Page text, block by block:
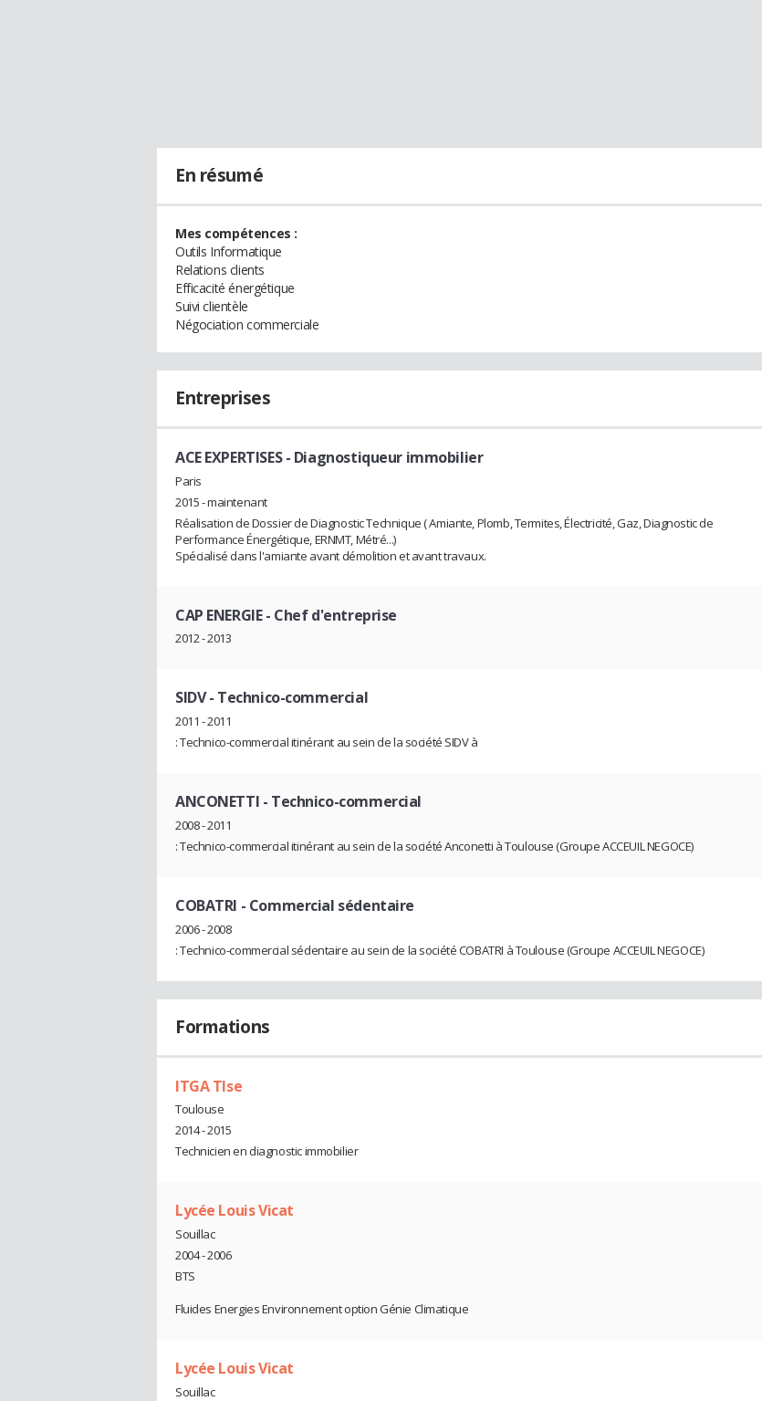
En résumé
Mes compétences :
Outils Informatique
Relations clients
Efficacité énergétique
Suivi clientèle
Négociation commerciale
Entreprises
ACE EXPERTISES- Diagnostiqueur immobilier
Paris
2015 - maintenant
Réalisation de Dossier de Diagnostic Technique ( Amiante, Plomb, Termites, Électricité, Gaz, Diagnostic de
Performance Énergétique, ERNMT, Métré...)
Spécialisé dans l'amiante avant démolition et avant travaux.
CAP ENERGIE- Chef d'entreprise
2012 - 2013
SIDV- Technico-commercial
2011 - 2011
: Technico-commercial itinérant au sein de la société SIDV à
ANCONETTI - Technico-commercial
2008 - 2011
: Technico-commercial itinérant au sein de la société Anconetti à Toulouse (Groupe ACCEUIL NEGOCE)
COBATRI - Commercial sédentaire
2006 - 2008
: Technico-commercial sédentaire au sein de la société COBATRI à Toulouse (Groupe ACCEUIL NEGOCE)
Formations
ITGA Tlse
Toulouse
2014 - 2015
Technicien en diagnostic immobilier
Lycée Louis Vicat
Souillac
2004 - 2006
BTS
Fluides Energies Environnement option Génie Climatique
Lycée Louis Vicat
Souillac